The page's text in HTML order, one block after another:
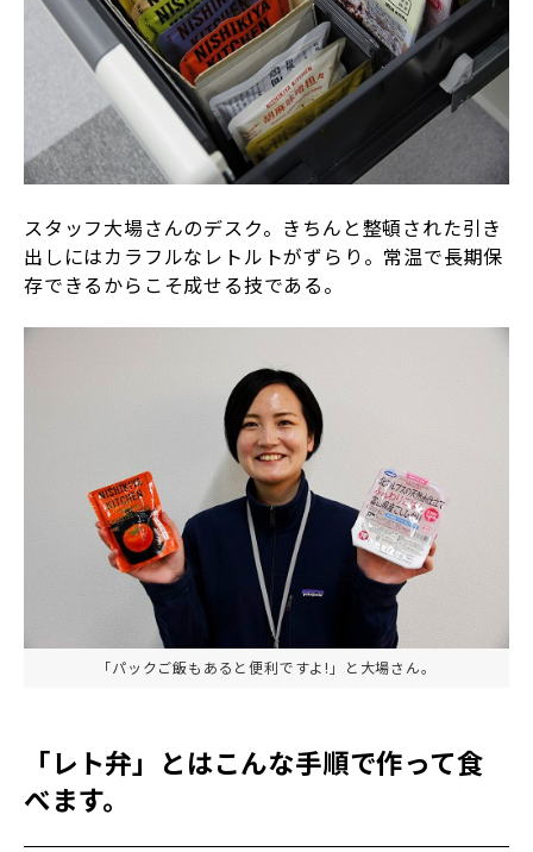
スタッフ大場さんのデスク。きちんと整頓された引き
出しにはカラフルなレトルトがずらり。常温で長期保
存できるからこそ成せる技である。
「パックご飯もあると便利ですよ!」と大場さん。
「レト弁」とはこんな手順で作って食
べます。